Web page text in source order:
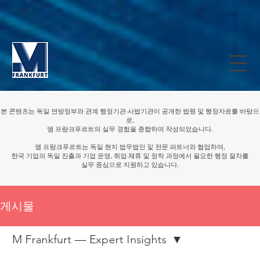
본 콘텐츠는 독일 연방정부와 관계 행정기관·사법기관이 공개한 법령 및 행정자료를 바탕으
로,
엠 프랑크푸르트의 실무 경험을 종합하여 작성되었습니다.
엠 프랑크푸르트는 독일 현지 법무법인 및 전문 파트너와 협업하여,
한국 기업의 독일 진출과 기업 운영, 취업·체류 및 정착 과정에서 필요한 행정 절차를
실무 중심으로 지원하고 있습니다.
게시물
M Frankfurt — Expert Insights